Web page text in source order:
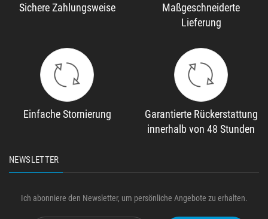
Sichere Zahlungsweise
Maßgeschneiderte
Lieferung
Einfache Stornierung
Garantierte Rückerstattung
innerhalb von 48 Stunden
NEWSLETTER
Ich abonniere den Newsletter, um persönliche Angebote zu erhalten.